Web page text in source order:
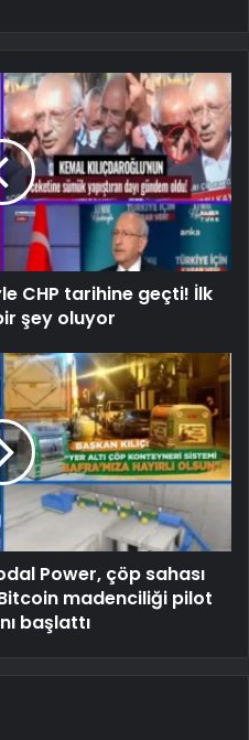
CHP tarihine geçti! İlk
şey oluyor
Power, çöp sahası
madenciliği pilot
başlattı